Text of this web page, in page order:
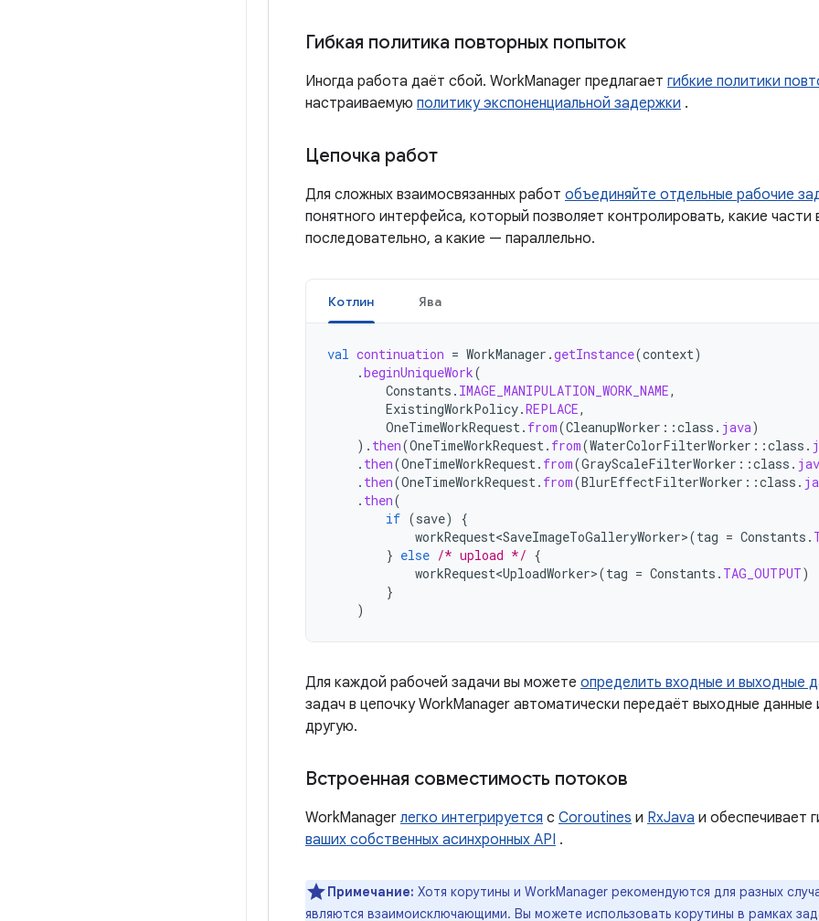
Гибкая политика повторных попыток
Иногда работа даёт сбой. WorkManager предлагает гибкие политики
настраиваемую политику экспоненциальной задержки .
Цепочка работ
Для сложных взаимосвязанных работ объединяйте отдельные рабочие
понятного интерфейса, который позволяет контролировать, какие части
последовательно, а какие — параллельно.
Котлин Ява
val continuation = WorkManager .getInstance(context)
.beginUniqueWork(
Constants . IMAGE_MANIPULATION_WORK_NAME,
ExistingWorkPolicy.REPLACE,
OneTimeWorkRequest . from(CleanupWorker ::class . java)
). then(OneTimeWorkRequest . from(WaterColorFilterWorker ::class .
. then(OneTimeWorkRequest . from(GrayScaleFilterWorker ::class .
. then(OneTimeWorkRequest . from(BlurEffectFilterWorker ::class .
. then(
if (save)
{
workRequest<SaveImageToGalleryWorker>(tag = Constants .
} else /* upload */ {
workRequest<UploadWorker>(tag = Constants . TAG_OUTPUT)
}
)
Для каждой рабочей задачи вы можете определить входные и выходные
задач в цепочку WorkManager автоматически передаёт выходные
другую.
Встроенная совместимость потоков
WorkManager легко интегрируется с Coroutines и RxJava и обеспечивает
ваших собственных асинхронных API .
Примечание: Хотя корутины и WorkManager рекомендуются для разных
являются взаимоисключающими. Вы можете использовать корутины в рамках